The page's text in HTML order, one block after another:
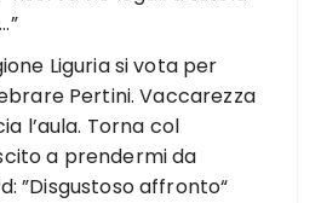
Liguria si vota per
Pertini. Vaccarezza
l’aula. Torna col
a prendermi da
”Disgustoso affronto“